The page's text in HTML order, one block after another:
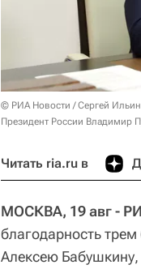
© РИА Новости / Сергей Ильин
Президент России Владимир
Читать ria.ru в
МОСКВА, 19 авг -
благодарность
Алексею